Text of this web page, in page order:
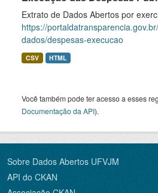
Extrato de Dados Abertos por
https://
dados/despesas-execucao
CSV HTML
Você também pode ter acesso a esses
Documentação da API).
Sobre Dados Abertos UFVJM
API do CKAN